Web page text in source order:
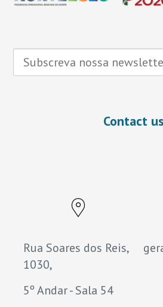
Contact us
Rua Soares dos Reis,
1030,
5º Andar - Sala 54